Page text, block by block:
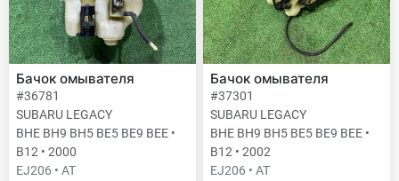
Бачок омывателя
#36781
SUBARU LEGACY
BHE BH9 BH5 BE5 BE9 BEE •
B12 • 2000
EJ206 • AT
Бачок омывателя
#37301
SUBARU LEGACY
BHE BH9 BH5 BE5 BE9 BEE •
B12 • 2002
EJ206 • AT